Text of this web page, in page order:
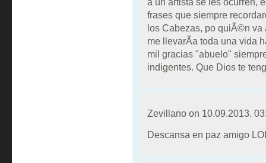
frases que siempre
los Cabezas, po quiÃ©n va
me llevarÃ­a toda una vida
mil gracias "abuelo"
indigentes. Que Dios te
Zevillano on 10.09.2013.
Descansa en paz amigo